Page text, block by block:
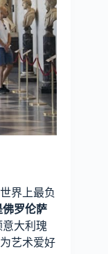
界上最负
佛罗伦萨
大利瑰
艺术爱好